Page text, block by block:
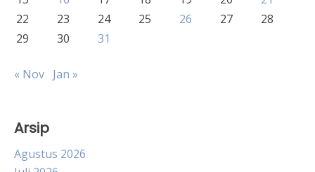
22
23 24 25 26 27
28
29
30 31
« Nov Jan »
Arsip
Agustus 2026